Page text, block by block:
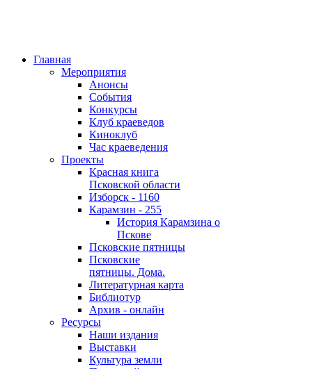
Главная
Мероприятия
Анонсы
События
Конкурсы
Клуб краеведов
Киноклуб
Час краеведения
Проекты
Красная книга
Псковской области
Изборск - 1160
Карамзин - 255
История Карамзина о
Пскове
Псковские пятницы
Псковские
пятницы. Дома.
Литературная карта
Библиотур
Архив - онлайн
Ресурсы
Наши издания
Выставки
Культура земли